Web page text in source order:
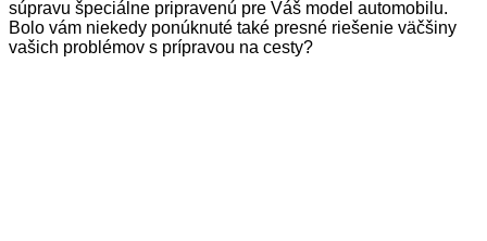
súpravu špeciálne pripravenú pre Váš model automobilu.
Bolo vám niekedy ponúknuté také presné riešenie väčšiny
vašich problémov s prípravou na cesty?